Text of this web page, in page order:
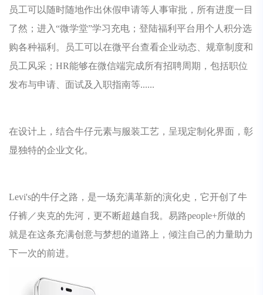
员工可以随时随地作出休假申请等人事审批，所有进度一目
了然；进入“微学堂”学习充电；登陆福利平台用个人积分选
购各种福利。员工可以在微平台查看企业动态、规章制度和
员工风采；HR能够在微信端完成所有招聘周期，包括职位
发布与申请、面试及入职指南等......
在设计上，结合牛仔元素与服装工艺，呈现定制化界面，彰
显独特的企业文化。
Levi's的牛仔之路，是一场充满革新的演化史，它开创了牛
仔裤／夹克的先河，更不断超越自我。易路people+所做的
就是在这条充满创意与梦想的道路上，倾注自己的力量助力
下一次的前进。